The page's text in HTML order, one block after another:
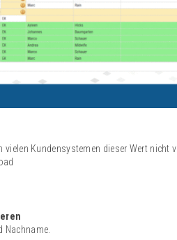
Kundensystemen dieser Wert
Nachname.